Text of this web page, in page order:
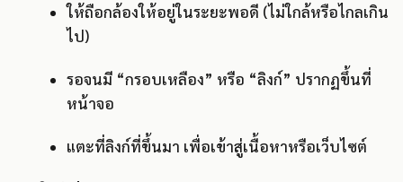
ให้ถือกล้องให้อยู่ในระยะพอดี (ไม่ใกล้หรือไกลเกิน
ไป)
รอจนมี “กรอบเหลือง” หรือ “ลิงก์” ปรากฏขึ้นที่
หน้าจอ
แตะที่ลิงก์ที่ขึ้นมา เพื่อเข้าสู่เนื้อหาหรือเว็บไซต์